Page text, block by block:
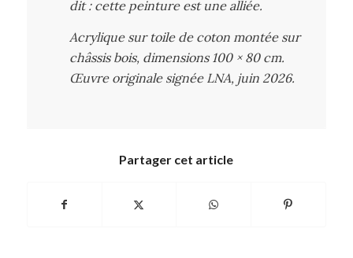
dit : cette peinture est une alliée.
Acrylique sur toile de coton montée sur
châssis bois, dimensions 100 × 80 cm.
Œuvre originale signée LNA, juin 2026.
Partager cet article